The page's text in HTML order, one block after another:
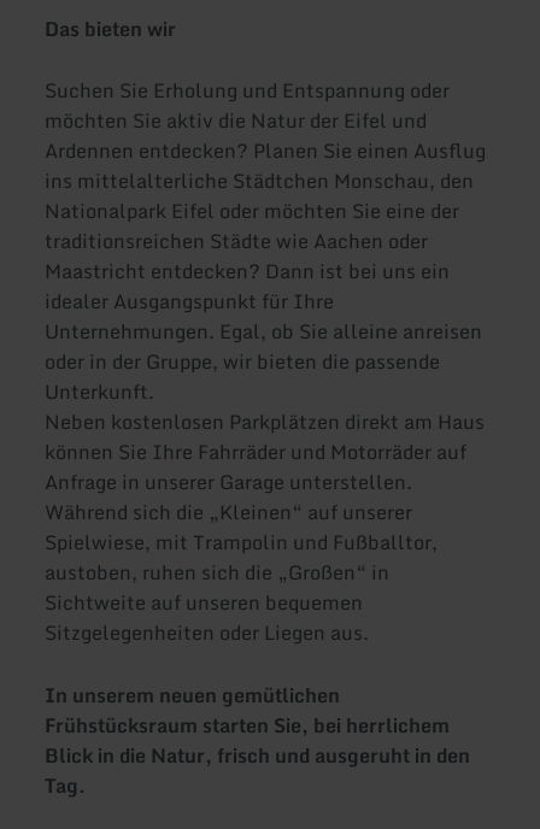
Das bieten wir
Suchen Sie Erholung und Entspannung oder
möchten Sie aktiv die Natur der Eifel und
Ardennen entdecken? Planen Sie einen Ausflug
ins mittelalterliche Städtchen Monschau, den
Nationalpark Eifel oder möchten Sie eine der
traditionsreichen Städte wie Aachen oder
Maastricht entdecken? Dann ist bei uns ein
idealer Ausgangspunkt für Ihre
Unternehmungen. Egal, ob Sie alleine anreisen
oder in der Gruppe, wir bieten die passende
Unterkunft.
Neben kostenlosen Parkplätzen direkt am Haus
können Sie Ihre Fahrräder und Motorräder auf
Anfrage in unserer Garage unterstellen.
Während sich die „Kleinen“ auf unserer
Spielwiese, mit Trampolin und Fußballtor,
austoben, ruhen sich die „Großen“ in
Sichtweite auf unseren bequemen
Sitzgelegenheiten oder Liegen aus.
In unserem neuen gemütlichen
Frühstücksraum starten Sie, bei herrlichem
Blick in die Natur, frisch und ausgeruht in den
Tag.